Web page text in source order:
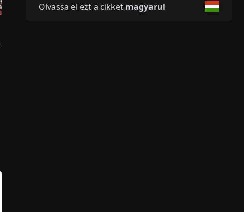
Olvassa el ezt a cikket magyarul